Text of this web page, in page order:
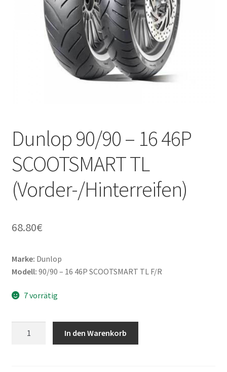
Dunlop 90/90 – 16 46P
SCOOTSMART TL
(Vorder-/Hinterreifen)
68.80€
Marke: Dunlop
Modell: 90/90 – 16 46P SCOOTSMART TL F/R
7 vorrätig
In den Warenkorb